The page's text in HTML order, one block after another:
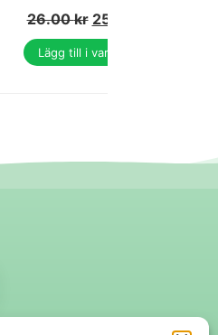
26.00kr 25.00
Lägg till i varukorg